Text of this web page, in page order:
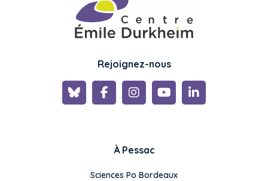
Rejoignez-nous
À Pessac
Sciences Po Bordeaux